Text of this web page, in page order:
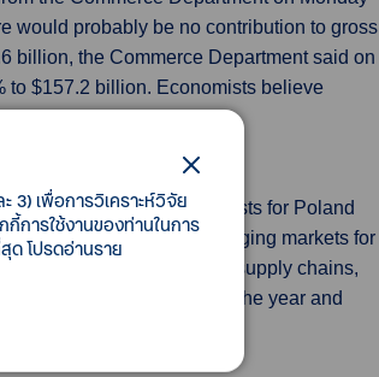
would probably be no contribution to gross
billion, the Commerce Department said on
to $157.2 billion. Economists believe
while its forecasts for Poland
economic outlook for emerging markets for
on commodity markets, supply chains,
but linger in the rest of the year and
3) เพื่อการวิเคราะห์วิจัย
การใช้งานของท่านในการ
ด โปรดอ่านราย